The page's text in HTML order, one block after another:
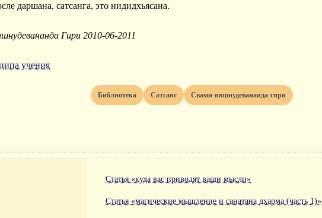
даршана, сатсанга, это нидидхьясана.
Гири 2010-06-2011
учения
Библиотека Сатсанг Свами-вишнудевананда-гири
Статья «куда вас приводят ваши мысли»
Статья «магические мышление и санатана дхарма (часть 1)»